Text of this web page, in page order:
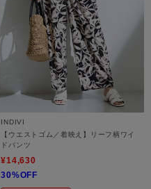
INDIVI
【ウエストゴム／着映え】リーフ柄ワイ
ドパンツ
¥14,630
30%OFF